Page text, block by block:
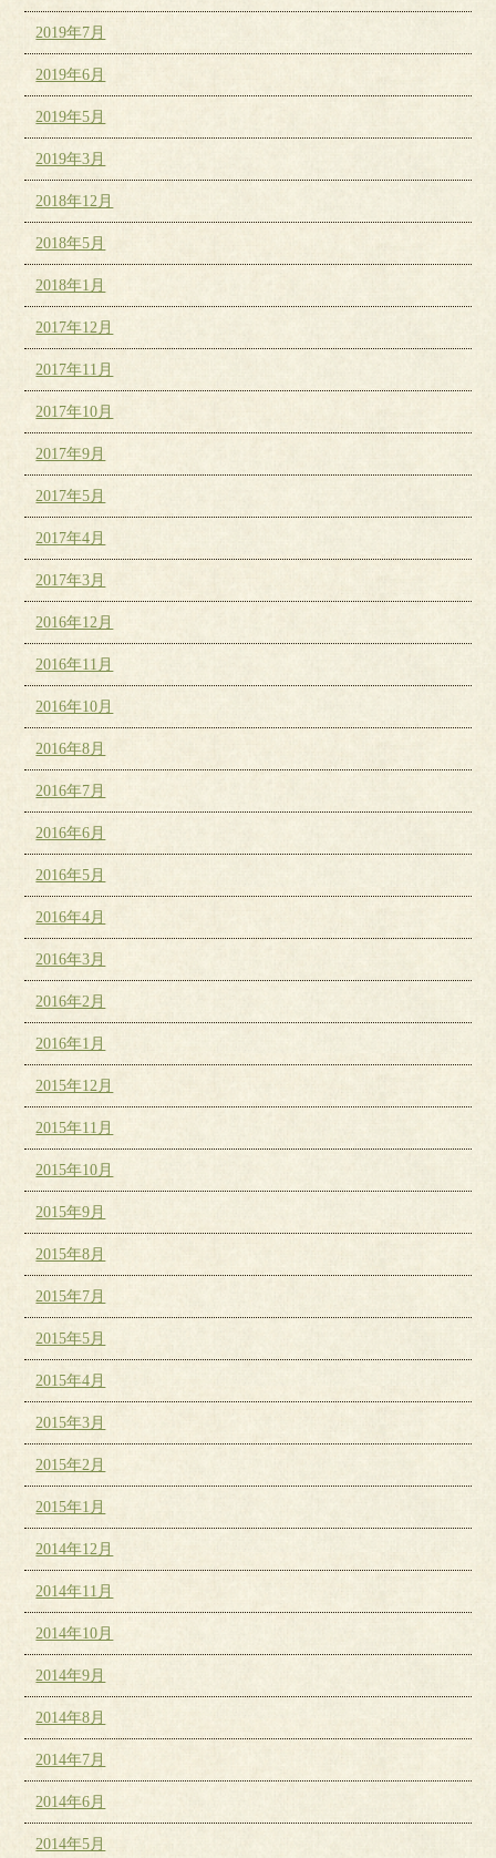
2019年7月
2019年6月
2019年5月
2019年3月
2018年12月
2018年5月
2018年1月
2017年12月
2017年11月
2017年10月
2017年9月
2017年5月
2017年4月
2017年3月
2016年12月
2016年11月
2016年10月
2016年8月
2016年7月
2016年6月
2016年5月
2016年4月
2016年3月
2016年2月
2016年1月
2015年12月
2015年11月
2015年10月
2015年9月
2015年8月
2015年7月
2015年5月
2015年4月
2015年3月
2015年2月
2015年1月
2014年12月
2014年11月
2014年10月
2014年9月
2014年8月
2014年7月
2014年6月
2014年5月